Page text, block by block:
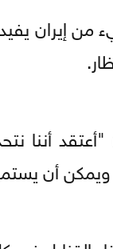
إيران
أننا
أن